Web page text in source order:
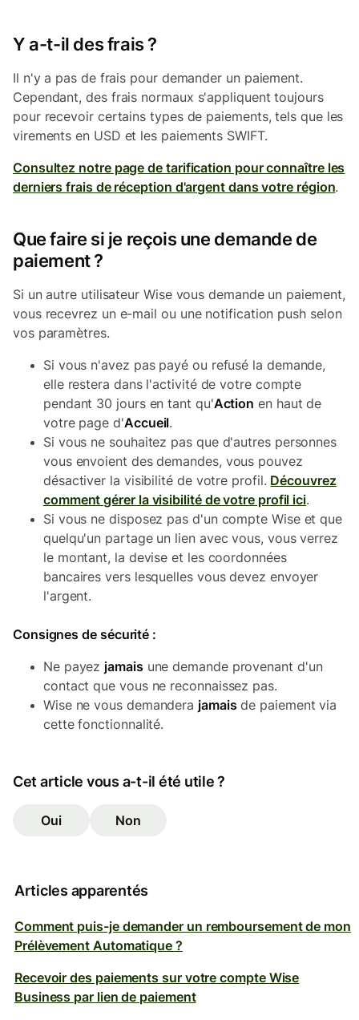
Y a-t-il des frais ?
Il n'y a pas de frais pour demander un paiement.
Cependant, des frais normaux s'appliquent toujours
pour recevoir certains types de paiements, tels que les
virements en USD et les paiements SWIFT.
Consultez notre page de tarification pour connaître les
derniers frais de réception d'argent dans votre région.
Que faire si je reçois une demande de
paiement ?
Si un autre utilisateur Wise vous demande un paiement,
vous recevrez un e-mail ou une notification push selon
vos paramètres.
Si vous n'avez pas payé ou refusé la demande,
elle restera dans l'activité de votre compte
pendant 30 jours en tant qu'Action en haut de
votre page d'Accueil.
Si vous ne souhaitez pas que d'autres personnes
vous envoient des demandes, vous pouvez
désactiver la visibilité de votre profil. Découvrez
comment gérer la visibilité de votre profil ici.
Si vous ne disposez pas d'un compte Wise et que
quelqu'un partage un lien avec vous, vous verrez
le montant, la devise et les coordonnées
bancaires vers lesquelles vous devez envoyer
l'argent.
Consignes de sécurité :
Ne payez jamais une demande provenant d'un
contact que vous ne reconnaissez pas.
Wise ne vous demandera jamais de paiement via
cette fonctionnalité.
Cet article vous a-t-il été utile ?
Oui Non
Articles apparentés
Comment puis-je demander un remboursement de mon
Prélèvement Automatique ?
Recevoir des paiements sur votre compte Wise
Business par lien de paiement